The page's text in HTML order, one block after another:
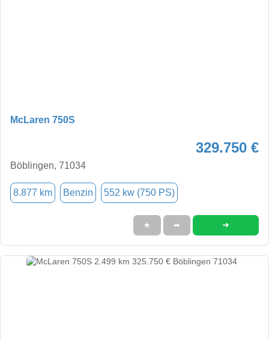
McLaren 750S
329.750 €
Böblingen, 71034
8.877 km Benzin 552 kw (750 PS)
★ ➦ ➜